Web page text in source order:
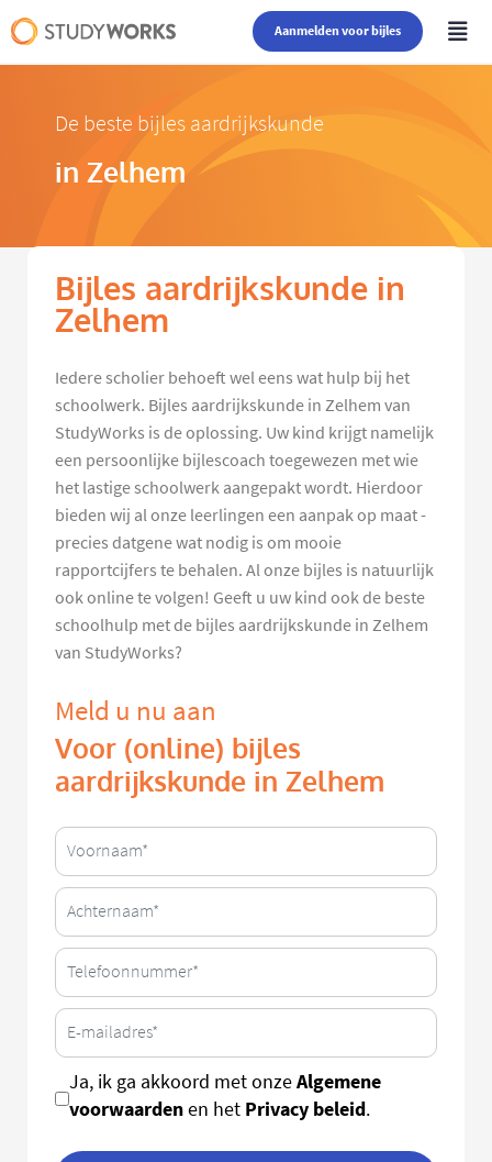
Aanmelden voor bijles
De beste bijles aardrijkskunde
in Zelhem
Bijles aardrijkskunde in
Zelhem
Iedere scholier behoeft wel eens wat hulp bij het
schoolwerk. Bijles aardrijkskunde in Zelhem van
StudyWorks is de oplossing. Uw kind krijgt namelijk
een persoonlijke bijlescoach toegewezen met wie
het lastige schoolwerk aangepakt wordt. Hierdoor
bieden wij al onze leerlingen een aanpak op maat -
precies datgene wat nodig is om mooie
rapportcijfers te behalen. Al onze bijles is natuurlijk
ook online te volgen! Geeft u uw kind ook de beste
schoolhulp met de bijles aardrijkskunde in Zelhem
van StudyWorks?
Meld u nu aan
Voor (online) bijles
aardrijkskunde in Zelhem
Ja, ik ga akkoord met onzeAlgemene
voorwaardenen het Privacy beleid.